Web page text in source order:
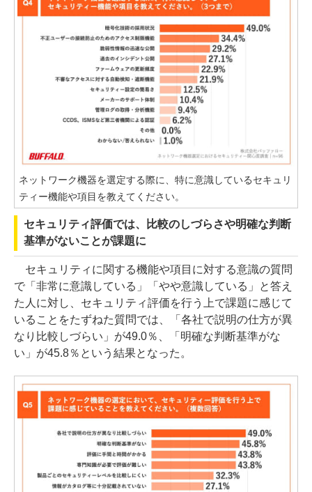
ネットワーク機器を選定する際に、特に意識しているセキュリ
ティー機能や項目を教えてください。
セキュリティ評価では、比較のしづらさや明確な判断
基準がないことが課題に
セキュリティに関する機能や項目に対する意識の質問
で「非常に意識している」「やや意識している」と答え
た人に対し、セキュリティ評価を行う上で課題に感じて
いることをたずねた質問では、「各社で説明の仕方が異
なり比較しづらい」が49.0％、「明確な判断基準がな
い」が45.8％という結果となった。